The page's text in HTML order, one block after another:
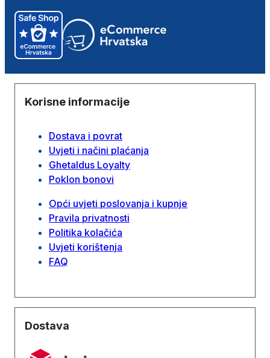
Korisne informacije
Dostava i povrat
Uvjeti i načini plaćanja
Ghetaldus Loyalty
Poklon bonovi
Opći uvjeti poslovanja i kupnje
Pravila privatnosti
Politika kolačića
Uvjeti korištenja
FAQ
Dostava